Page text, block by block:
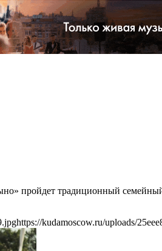
пройдет традиционный
https://kudamoscow.ru/uploads/